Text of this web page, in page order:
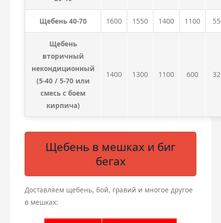
Щебень 40-70 1600 1550 1400 1100
Щебень
вторичный
некондиционный
(5-40 / 5-70 или
смесь с боем
кирпича)
1400 1300 1100 600
Щебень в мешках и биг
бегах
Доставляем щебень, бой, гравий и многое другое
в мешках: